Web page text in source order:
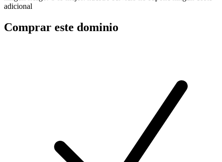
adicional
Comprar este dominio